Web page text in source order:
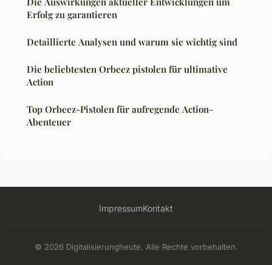
Erfolg zu garantieren
Detaillierte Analysen und warum sie wichtig sind
Die beliebtesten Orbeez pistolen für ultimative
Action
Top Orbeez-Pistolen für aufregende Action-
Abenteuer
ImpressumKontakt
© 2026 Digitalisierungheute. Alle Rechte vorbehalten.